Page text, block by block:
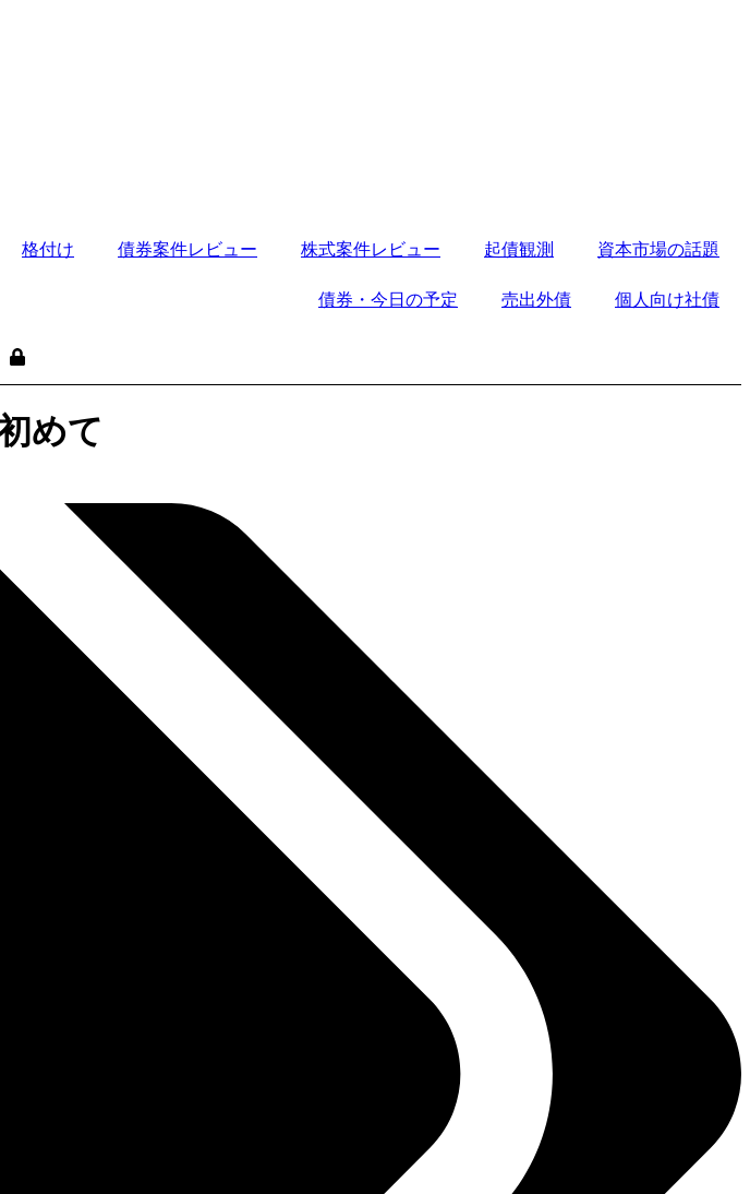
格付け 債券案件レビュー 株式案件レビュー 起債観測 資本市場の話題
債券・今日の予定 売出外債
個人向け社債
めて